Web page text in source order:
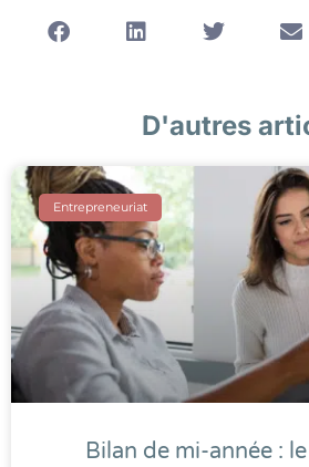
D'autres
Entrepreneuriat
Bilan de mi-année :